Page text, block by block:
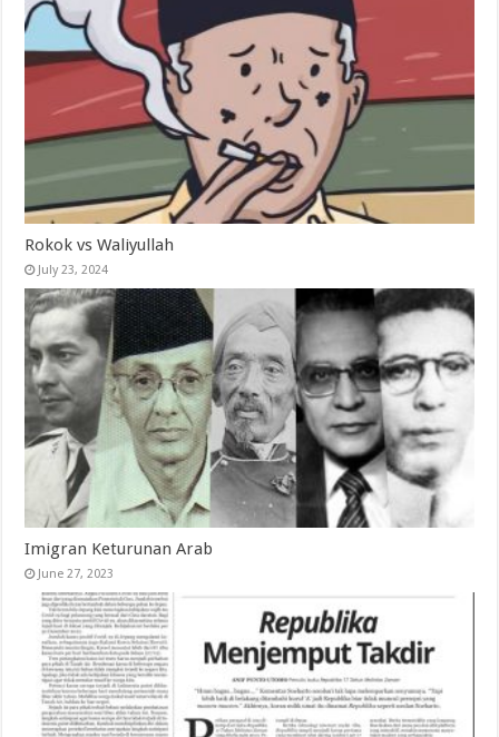
Rokok vs Waliyullah
July 23, 2024
Imigran Keturunan Arab
June 27, 2023